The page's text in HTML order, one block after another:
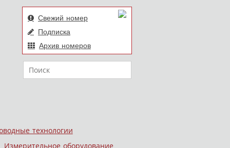
Свежий номер
Подписка
Архив номеров
Поиск
технологии
Измерительное оборудование